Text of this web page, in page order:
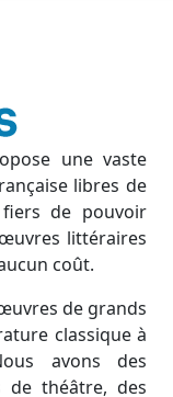
une vaste
libres de
de pouvoir
littéraires
coût.
de grands
classique à
avons des
de théâtre, des